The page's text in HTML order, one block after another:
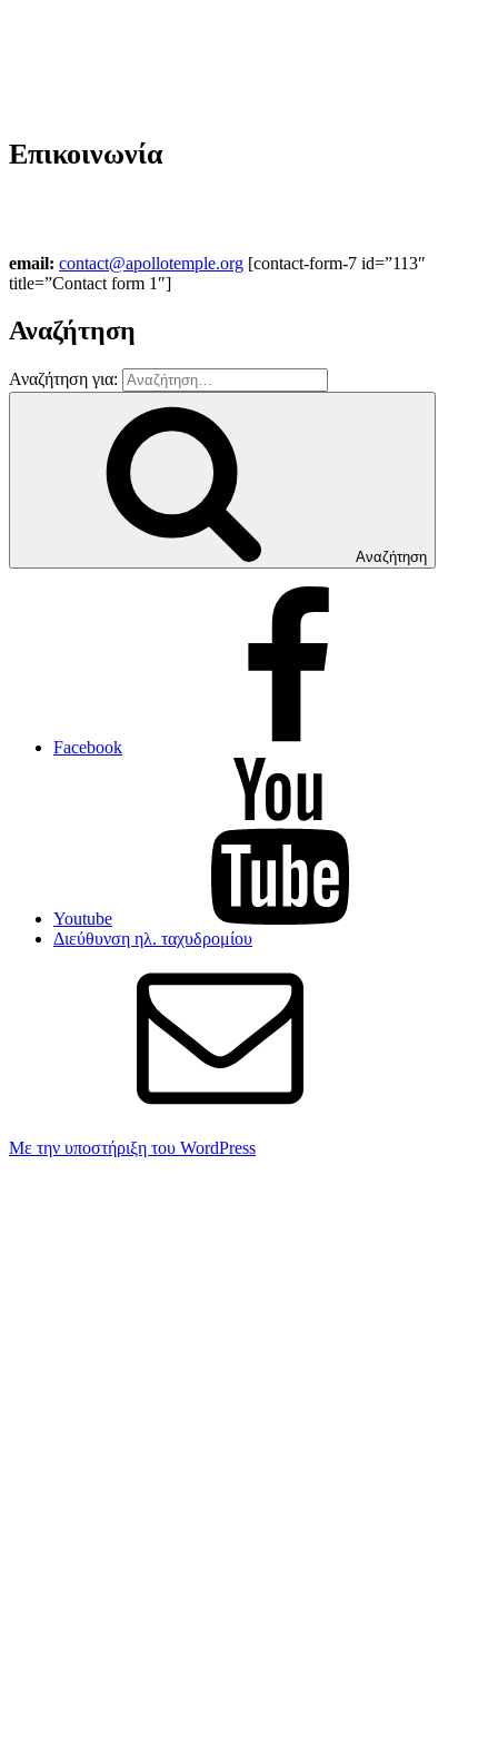
Επικοινωνία
email: contact@apollotemple.org [contact-form-7 id=”113″
title=”Contact form 1″]
Αναζήτηση
Αναζήτηση για:
Αναζήτηση
Facebook
Youtube
Διεύθυνση ηλ. ταχυδρομίου
Με την υποστήριξη του WordPress